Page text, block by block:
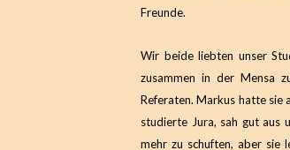
Freunde.
Wir beide liebten unser
zusammen in der Mensa
Referaten. Markus hatte sie
studierte Jura, sah gut aus
mehr zu schuften, aber sie